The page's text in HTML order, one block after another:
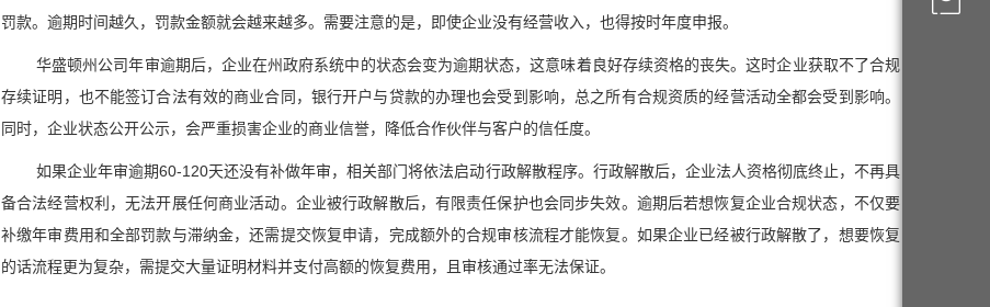
罚款。逾期时间越久，罚款金额就会越来越多。需要注意的是，即使企业没有经营收入，也得按时年度申报。
华盛顿州公司年审逾期后，企业在州政府系统中的状态会变为逾期状态，这意味着良好存续资格的丧失。这时企业获取不了合规
存续证明，也不能签订合法有效的商业合同，银行开户与贷款的办理也会受到影响，总之所有合规资质的经营活动全都会受到影响。
同时，企业状态公开公示，会严重损害企业的商业信誉，降低合作伙伴与客户的信任度。
如果企业年审逾期60-120天还没有补做年审，相关部门将依法启动行政解散程序。行政解散后，企业法人资格彻底终止，不再具
备合法经营权利，无法开展任何商业活动。企业被行政解散后，有限责任保护也会同步失效。逾期后若想恢复企业合规状态，不仅要
补缴年审费用和全部罚款与滞纳金，还需提交恢复申请，完成额外的合规审核流程才能恢复。如果企业已经被行政解散了，想要恢复
的话流程更为复杂，需提交大量证明材料并支付高额的恢复费用，且审核通过率无法保证。